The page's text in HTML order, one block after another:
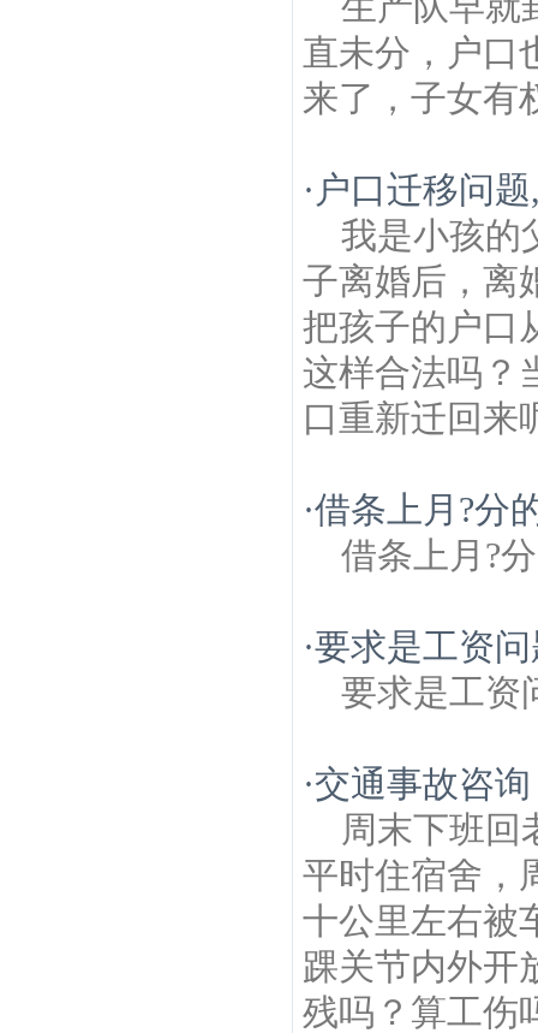
直未分，户口
来了，子女有
· 户口迁移问
我是小孩的
子离婚后，离
把孩子的户口
这样合法吗？
口重新迁回来
·借条上月?分
借条上月?
·要求是工资
要求是工资
·交通事故咨
周末下班回
平时住宿舍，
十公里左右被
踝关节内外开
残吗？算工伤